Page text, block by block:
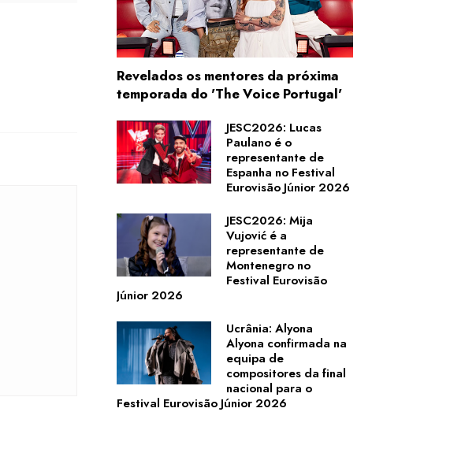
Revelados os mentores da próxima
temporada do 'The Voice Portugal'
JESC2026: Lucas
Paulano é o
representante de
Espanha no Festival
Eurovisão Júnior 2026
JESC2026: Mija
Vujović é a
representante de
Montenegro no
Festival Eurovisão
Júnior 2026
Ucrânia: Alyona
Alyona confirmada na
equipa de
compositores da final
nacional para o
Festival Eurovisão Júnior 2026